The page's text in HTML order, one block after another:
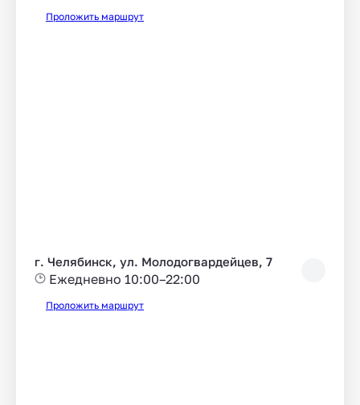
Проложить маршрут
г. Челябинск, ул. Молодогвардейцев, 7
Ежедневно 10:00–22:00
Проложить маршрут